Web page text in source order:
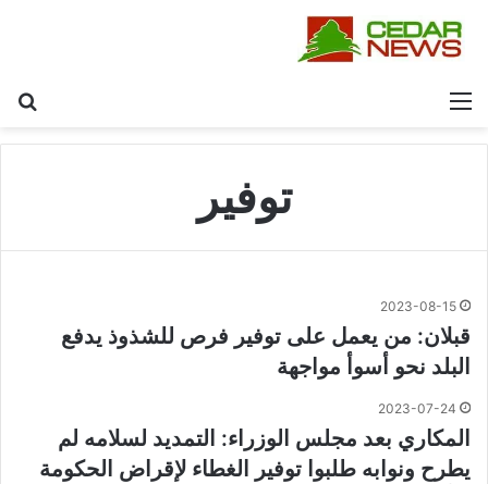
القائمة
توفير
2023-08-15
قبلان: من يعمل على توفير فرص للشذوذ يدفع
البلد نحو أسوأ مواجهة
2023-07-24
المكاري بعد مجلس الوزراء: التمديد لسلامه لم
يطرح ونوابه طلبوا توفير الغطاء لإقراض الحكومة